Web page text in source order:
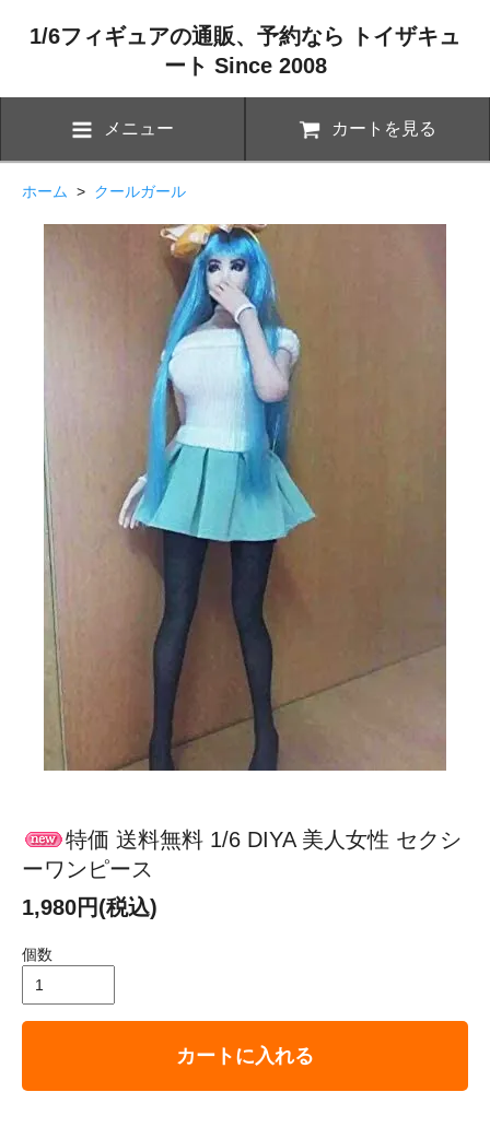
1/6フィギュアの通販、予約なら トイザキュ
ート Since 2008
メニュー カートを見る
ホーム > クールガール
特価 送料無料 1/6 DIYA 美人女性 セクシ
ーワンピース
1,980円(税込)
個数
カートに入れる